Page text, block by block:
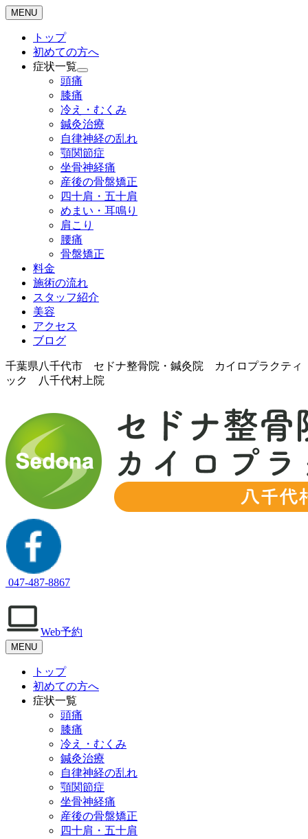
MENU
トップ
初めての方へ
症状一覧
頭痛
膝痛
冷え・むくみ
鍼灸治療
自律神経の乱れ
顎関節症
坐骨神経痛
産後の骨盤矯正
四十肩・五十肩
めまい・耳鳴り
肩こり
腰痛
骨盤矯正
料金
施術の流れ
スタッフ紹介
美容
アクセス
ブログ
千葉県八千代市 セドナ整骨院・鍼灸院 カイロプラクティ
ック 八千代村上院
047-487-8867
Web予約
MENU
トップ
初めての方へ
症状一覧
頭痛
膝痛
冷え・むくみ
鍼灸治療
自律神経の乱れ
顎関節症
坐骨神経痛
産後の骨盤矯正
四十肩・五十肩